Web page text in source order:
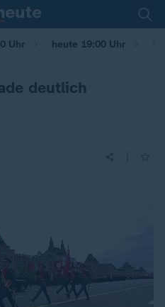
Uhr heute 19:00 Uhr
deutlich